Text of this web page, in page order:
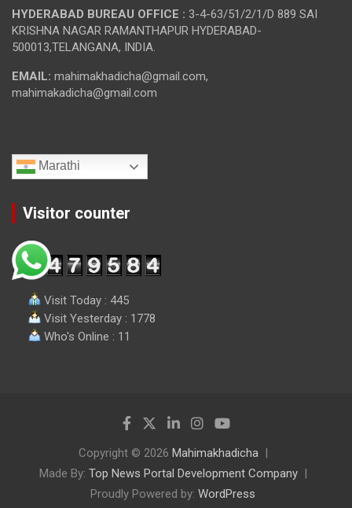
HYDERABAD BUREAU OFFICE : 3-4-63/51/2/1/D 889 SAI
KRISHNA NAGAR RAMANTHAPUR HYDERABAD-
500013,TELANGANA, INDIA.
EMAIL: mahimakhadicha@gmail.com,
mahimakadicha@gmail.com
Marathi
Visitor counter
Visit Today : 445
Visit Yesterday : 1778
Who's Online : 11
Copyright © 2026 Mahimakhadicha
Made By: Top News Portal Development Company
Proudly Powered by: WordPress